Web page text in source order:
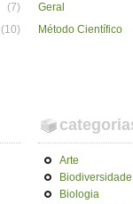
(7)
Geral
(10)
Método Científico
Arte
Biodiversidade
Biologia